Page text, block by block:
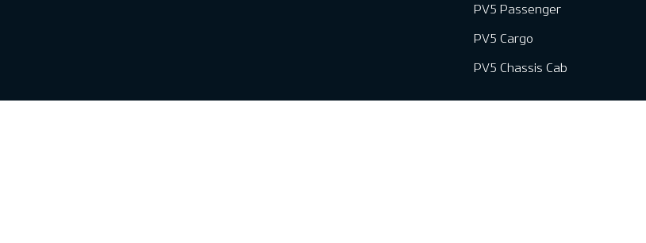
PV5 Passenger
PV5 Cargo
PV5 Chassis Cab